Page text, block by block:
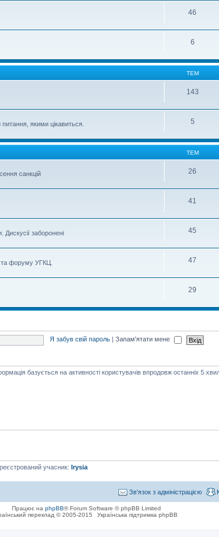
46
6
ТЕМ
143
якими цікавиться.
5
ТЕМ
санкцій
26
41
заборонені
45
та форуму УГКЦ.
47
29
Я забув свій пароль Запам'ятати мене
базується на активності користувачів впродовж останніх 5
учасник: Irysia
Зв'язок з адміністрацією
Працює на phpBB® Forum Software © phpBB Limited
переклад © 2005-2015
Українська підтримка phpBB